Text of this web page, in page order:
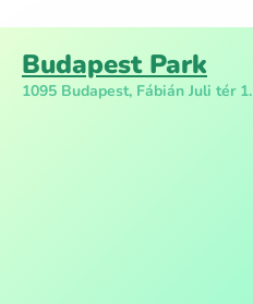
Budapest Park
1095 Budapest, Fábián Juli tér 1.